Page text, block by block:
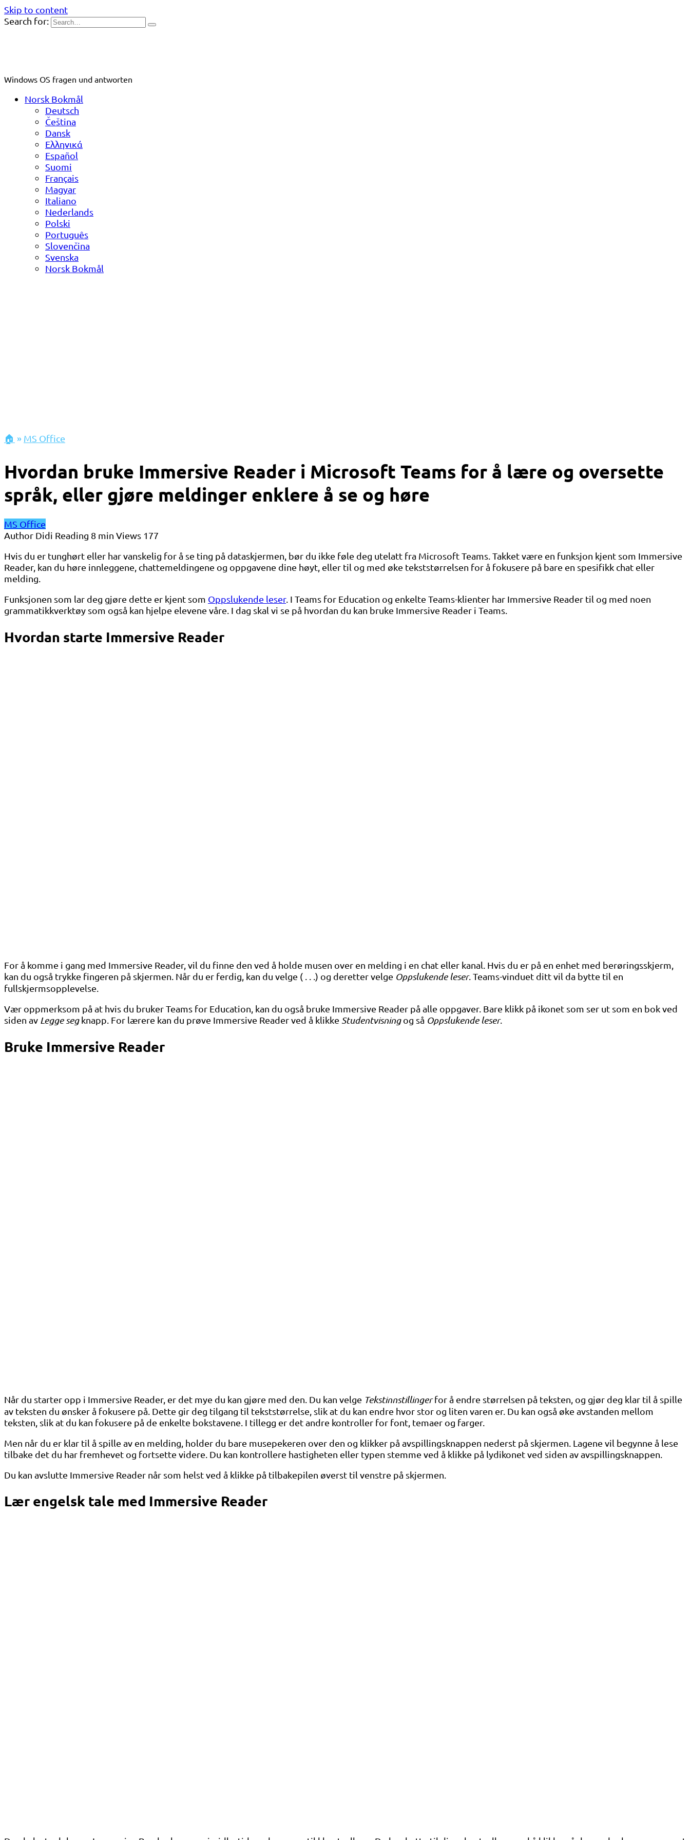
Skip to content
Search for:
Windows OS fragen und antworten
Norsk Bokmål
Deutsch
Čeština
Dansk
Ελληνικά
Español
Suomi
Français
Magyar
Italiano
Nederlands
Polski
Português
Slovenčina
Svenska
Norsk Bokmål
🏠 » MS Office
Hvordan bruke Immersive Reader i Microsoft Teams for å lære og oversette
språk, eller gjøre meldinger enklere å se og høre
MS Office
Author Didi Reading 8 min Views 177
Hvis du er tunghørt eller har vanskelig for å se ting på dataskjermen, bør du ikke føle deg utelatt fra Microsoft Teams. Takket være en funksjon kjent som Immersive
Reader, kan du høre innleggene, chattemeldingene og oppgavene dine høyt, eller til og med øke tekststørrelsen for å fokusere på bare en spesifikk chat eller
melding.
Funksjonen som lar deg gjøre dette er kjent som Oppslukende leser. I Teams for Education og enkelte Teams-klienter har Immersive Reader til og med noen
grammatikkverktøy som også kan hjelpe elevene våre. I dag skal vi se på hvordan du kan bruke Immersive Reader i Teams.
Hvordan starte Immersive Reader
For å komme i gang med Immersive Reader, vil du finne den ved å holde musen over en melding i en chat eller kanal. Hvis du er på en enhet med berøringsskjerm,
kan du også trykke fingeren på skjermen. Når du er ferdig, kan du velge ( . . .) og deretter velge Oppslukende leser. Teams-vinduet ditt vil da bytte til en
fullskjermsopplevelse.
Vær oppmerksom på at hvis du bruker Teams for Education, kan du også bruke Immersive Reader på alle oppgaver. Bare klikk på ikonet som ser ut som en bok ved
siden av Legge segknapp. For lærere kan du prøve Immersive Reader ved å klikke Studentvisningog så Oppslukende leser.
Bruke Immersive Reader
Når du starter opp i Immersive Reader, er det mye du kan gjøre med den. Du kan velge Tekstinnstillingerfor å endre størrelsen på teksten, og gjør deg klar til å spille
av teksten du ønsker å fokusere på. Dette gir deg tilgang til tekststørrelse, slik at du kan endre hvor stor og liten varen er. Du kan også øke avstanden mellom
teksten, slik at du kan fokusere på de enkelte bokstavene. I tillegg er det andre kontroller for font, temaer og farger.
Men når du er klar til å spille av en melding, holder du bare musepekeren over den og klikker på avspillingsknappen nederst på skjermen. Lagene vil begynne å lese
tilbake det du har fremhevet og fortsette videre. Du kan kontrollere hastigheten eller typen stemme ved å klikke på lydikonet ved siden av avspillingsknappen.
Du kan avslutte Immersive Reader når som helst ved å klikke på tilbakepilen øverst til venstre på skjermen.
Lær engelsk tale med Immersive Reader